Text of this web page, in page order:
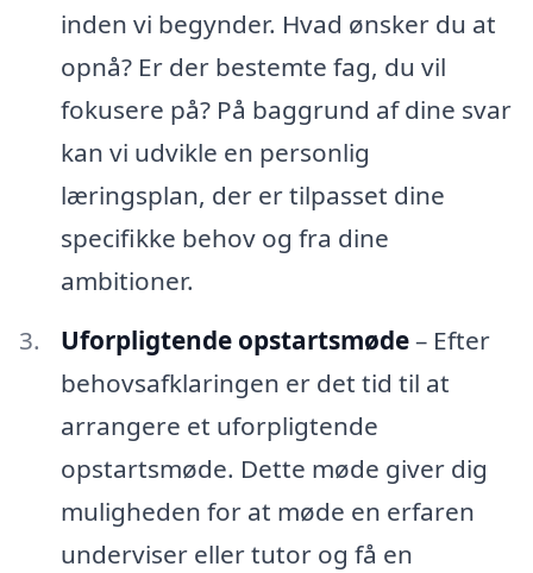
inden vi begynder. Hvad ønsker du at
opnå? Er der bestemte fag, du vil
fokusere på? På baggrund af dine svar
kan vi udvikle en personlig
læringsplan, der er tilpasset dine
specifikke behov og fra dine
ambitioner.
Uforpligtende opstartsmøde– Efter
behovsafklaringen er det tid til at
arrangere et uforpligtende
opstartsmøde. Dette møde giver dig
muligheden for at møde en erfaren
underviser eller tutor og få en